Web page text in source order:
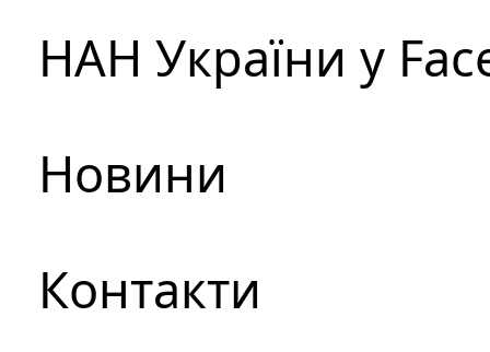
НАН України у
Новини
Контакти